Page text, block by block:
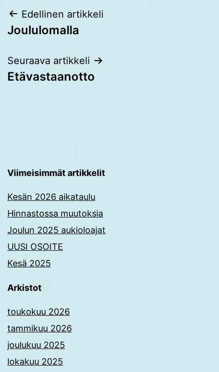
Artikkelien
selaus
Edellinen artikkeli
Joululomalla
Seuraava artikkeli
Etävastaanotto
Viimeisimmät artikkelit
Kesän 2026 aikataulu
Hinnastossa muutoksia
Joulun 2025 aukioloajat
UUSI OSOITE
Kesä 2025
Arkistot
toukokuu 2026
tammikuu 2026
joulukuu 2025
lokakuu 2025